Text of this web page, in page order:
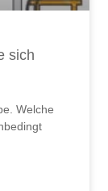
sich
Welche